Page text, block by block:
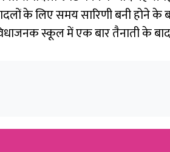
के लिए समय सारिणी बनी होने के
स्कूल में एक बार तैनाती के